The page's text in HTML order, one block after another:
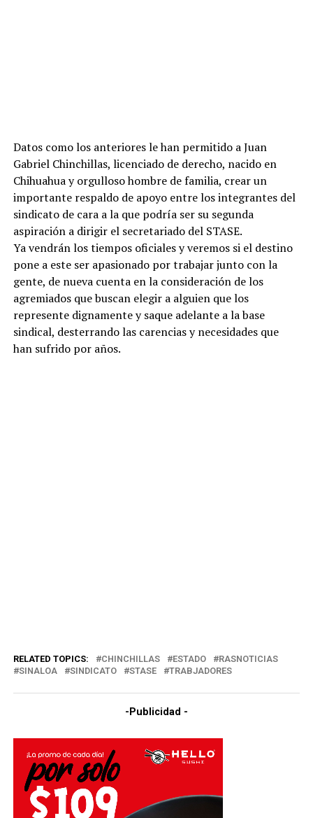
Datos como los anteriores le han permitido a Juan
Gabriel Chinchillas, licenciado de derecho, nacido en
Chihuahua y orgulloso hombre de familia, crear un
importante respaldo de apoyo entre los integrantes del
sindicato de cara a la que podría ser su segunda
aspiración a dirigir el secretariado del STASE.
Ya vendrán los tiempos oficiales y veremos si el destino
pone a este ser apasionado por trabajar junto con la
gente, de nueva cuenta en la consideración de los
agremiados que buscan elegir a alguien que los
represente dignamente y saque adelante a la base
sindical, desterrando las carencias y necesidades que
han sufrido por años.
RELATED TOPICS: CHINCHILLAS ESTADO
RASNOTICIAS
SINALOA
SINDICATO STASE TRABJADORES
-Publicidad -